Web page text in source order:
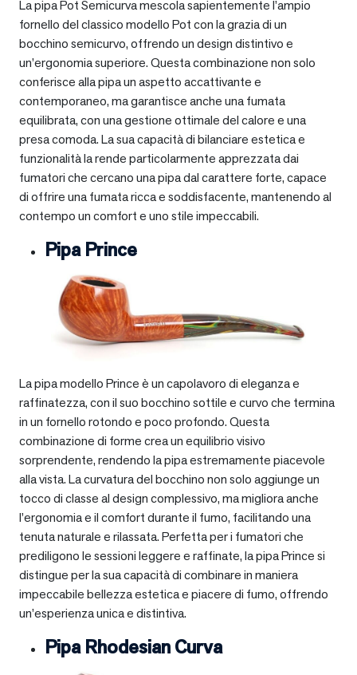
La pipa Pot Semicurva mescola sapientemente l’ampio
fornello del classico modello Pot con la grazia di un
bocchino semicurvo, offrendo un design distintivo e
un’ergonomia superiore. Questa combinazione non solo
conferisce alla pipa un aspetto accattivante e
contemporaneo, ma garantisce anche una fumata
equilibrata, con una gestione ottimale del calore e una
presa comoda. La sua capacità di bilanciare estetica e
funzionalità la rende particolarmente apprezzata dai
fumatori che cercano una pipa dal carattere forte, capace
di offrire una fumata ricca e soddisfacente, mantenendo al
contempo un comfort e uno stile impeccabili.
Pipa Prince
La pipa modello Prince è un capolavoro di eleganza e
raffinatezza, con il suo bocchino sottile e curvo che termina
in un fornello rotondo e poco profondo. Questa
combinazione di forme crea un equilibrio visivo
sorprendente, rendendo la pipa estremamente piacevole
alla vista. La curvatura del bocchino non solo aggiunge un
tocco di classe al design complessivo, ma migliora anche
l’ergonomia e il comfort durante il fumo, facilitando una
tenuta naturale e rilassata. Perfetta per i fumatori che
prediligono le sessioni leggere e raffinate, la pipa Prince si
distingue per la sua capacità di combinare in maniera
impeccabile bellezza estetica e piacere di fumo, offrendo
un’esperienza unica e distintiva.
Pipa Rhodesian Curva